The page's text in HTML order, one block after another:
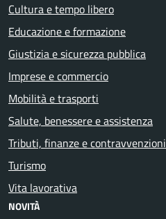
Cultura e tempo libero
Educazione e formazione
Giustizia e sicurezza pubblica
Imprese e commercio
Mobilità e trasporti
Salute, benessere e assistenza
Tributi, finanze e contravvenzioni
Turismo
Vita lavorativa
NOVITÀ